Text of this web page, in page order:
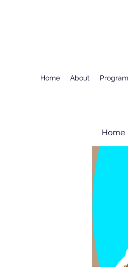
Home About
Home